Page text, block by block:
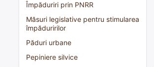
Împăduriri prin PNRR
Măsuri legislative pentru stimularea
împăduririlor
Păduri urbane
Pepiniere silvice